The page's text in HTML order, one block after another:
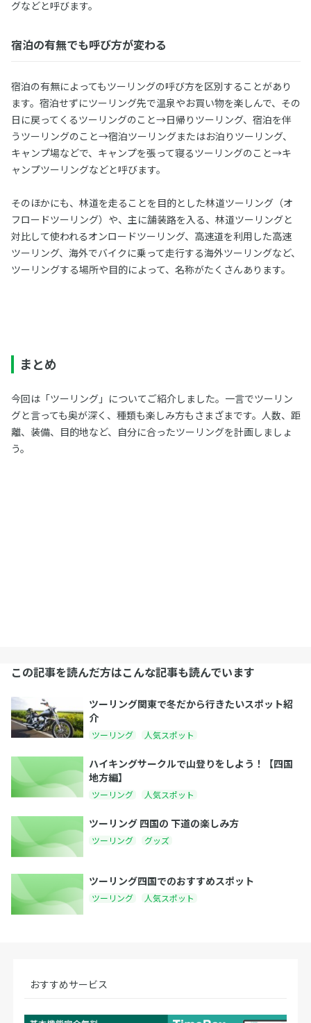
グなどと呼びます。
宿泊の有無でも呼び方が変わる
宿泊の有無によってもツーリングの呼び方を区別することがあり
ます。宿泊せずにツーリング先で温泉やお買い物を楽しんで、その
日に戻ってくるツーリングのこと→日帰りツーリング、宿泊を伴
うツーリングのこと→宿泊ツーリングまたはお泊りツーリング、
キャンプ場などで、キャンプを張って寝るツーリングのこと→キ
ャンプツーリングなどと呼びます。
そのほかにも、林道を走ることを目的とした林道ツーリング（オ
フロードツーリング）や、主に舗装路を入る、林道ツーリングと
対比して使われるオンロードツーリング、高速道を利用した高速
ツーリング、海外でバイクに乗って走行する海外ツーリングなど、
ツーリングする場所や目的によって、名称がたくさんあります。
まとめ
今回は「ツーリング」についてご紹介しました。一言でツーリン
グと言っても奥が深く、種類も楽しみ方もさまざまです。人数、距
離、装備、目的地など、自分に合ったツーリングを計画しましょ
う。
この記事を読んだ方はこんな記事も読んでいます
ツーリング関東で冬だから行きたいスポット紹
介
ツーリング 人気スポット
ハイキングサークルで山登りをしよう！【四国
地方編】
ツーリング 人気スポット
ツーリング 四国の 下道の楽しみ方
ツーリング グッズ
ツーリング四国でのおすすめスポット
ツーリング 人気スポット
おすすめサービス